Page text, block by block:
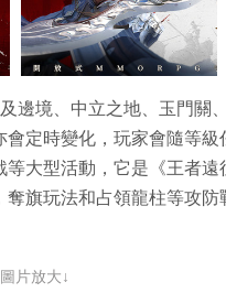
邊境、中立之地、玉門關
定時變化，玩家會隨等級
大型活動，它是《王者遠
旗玩法和占領龍柱等攻
片放大↓